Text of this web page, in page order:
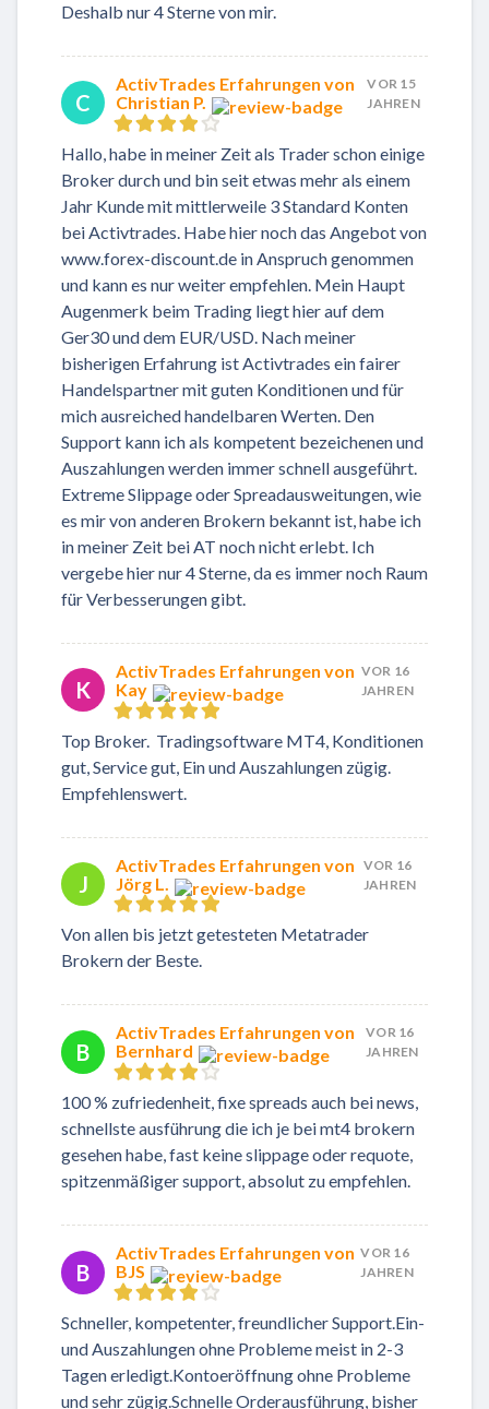
Deshalb nur 4 Sterne von mir.
C
ActivTrades Erfahrungen von
Christian P.
VOR 15
JAHREN
Hallo, habe in meiner Zeit als Trader schon einige
Broker durch und bin seit etwas mehr als einem
Jahr Kunde mit mittlerweile 3 Standard Konten
bei Activtrades. Habe hier noch das Angebot von
www.forex-discount.de in Anspruch genommen
und kann es nur weiter empfehlen. Mein Haupt
Augenmerk beim Trading liegt hier auf dem
Ger30 und dem EUR/USD. Nach meiner
bisherigen Erfahrung ist Activtrades ein fairer
Handelspartner mit guten Konditionen und für
mich ausreiched handelbaren Werten. Den
Support kann ich als kompetent bezeichenen und
Auszahlungen werden immer schnell ausgeführt.
Extreme Slippage oder Spreadausweitungen, wie
es mir von anderen Brokern bekannt ist, habe ich
in meiner Zeit bei AT noch nicht erlebt. Ich
vergebe hier nur 4 Sterne, da es immer noch Raum
für Verbesserungen gibt.
K
ActivTrades Erfahrungen von
Kay
VOR 16
JAHREN
Top Broker. Tradingsoftware MT4, Konditionen
gut, Service gut, Ein und Auszahlungen zügig.
Empfehlenswert.
J
ActivTrades Erfahrungen von
Jörg L.
VOR 16
JAHREN
Von allen bis jetzt getesteten Metatrader
Brokern der Beste.
B
ActivTrades Erfahrungen von
Bernhard
VOR 16
JAHREN
100 % zufriedenheit, fixe spreads auch bei news,
schnellste ausführung die ich je bei mt4 brokern
gesehen habe, fast keine slippage oder requote,
spitzenmäßiger support, absolut zu empfehlen.
B
ActivTrades Erfahrungen von
BJS
VOR 16
JAHREN
Schneller, kompetenter, freundlicher Support.Ein-
und Auszahlungen ohne Probleme meist in 2-3
Tagen erledigt.Kontoeröffnung ohne Probleme
und sehr zügig.Schnelle Orderausführung, bisher